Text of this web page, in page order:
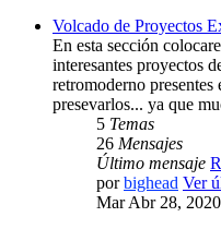
Volcado de Proyectos
En esta sección
interesantes proyectos
retromoderno
presevarlos... ya que
5 Temas
26 Mensajes
Último mensaje
porbighead Ver
Mar Abr 28,